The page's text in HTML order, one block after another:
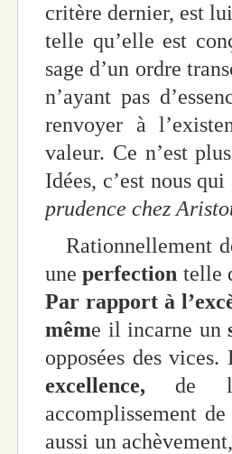
critère dernier, est
telle qu’elle est
sage d’un ordre
n’ayant pas
renvoyer à
valeur. Ce n’est
Idées, c’est nous
prudence chez
Rationnellement
une perfection telle
Par rapport à
même il incarne un
opposées des
excellence, de la
accomplissement de
aussi un